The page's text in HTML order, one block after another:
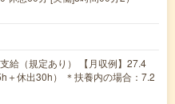
給（規定あり） 【月収例】27.4
＋休出30h） ＊扶養内の場合：7.2